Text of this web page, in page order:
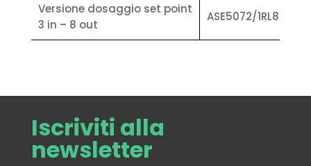
Versione dosaggio set point
3 in – 8 out
ASE5072/1RL8
Iscriviti alla
newsletter